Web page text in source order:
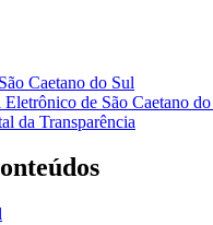
Caetano do Sul
de São Caetano
da Transparência